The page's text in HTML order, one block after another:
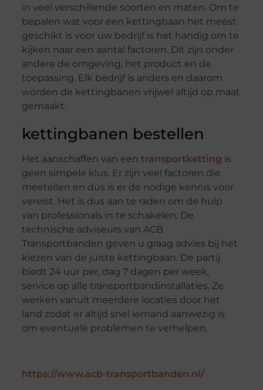
in veel verschillende soorten en maten. Om te
bepalen wat voor een kettingbaan het meest
geschikt is voor uw bedrijf is het handig om te
kijken naar een aantal factoren. Dit zijn onder
andere de omgeving, het product en de
toepassing. Elk bedrijf is anders en daarom
worden de kettingbanen vrijwel altijd op maat
gemaakt.
kettingbanen bestellen
Het aanschaffen van een transportketting is
geen simpele klus. Er zijn veel factoren die
meetellen en dus is er de nodige kennis voor
vereist. Het is dus aan te raden om de hulp
van professionals in te schakelen. De
technische adviseurs van ACB
Transportbanden geven u graag advies bij het
kiezen van de juiste kettingbaan. De partij
biedt 24 uur per, dag 7 dagen per week,
service op alle transportbandinstallaties. Ze
werken vanuit meerdere locaties door het
land zodat er altijd snel iemand aanwezig is
om eventuele problemen te verhelpen.
https://www.acb-transportbanden.nl/